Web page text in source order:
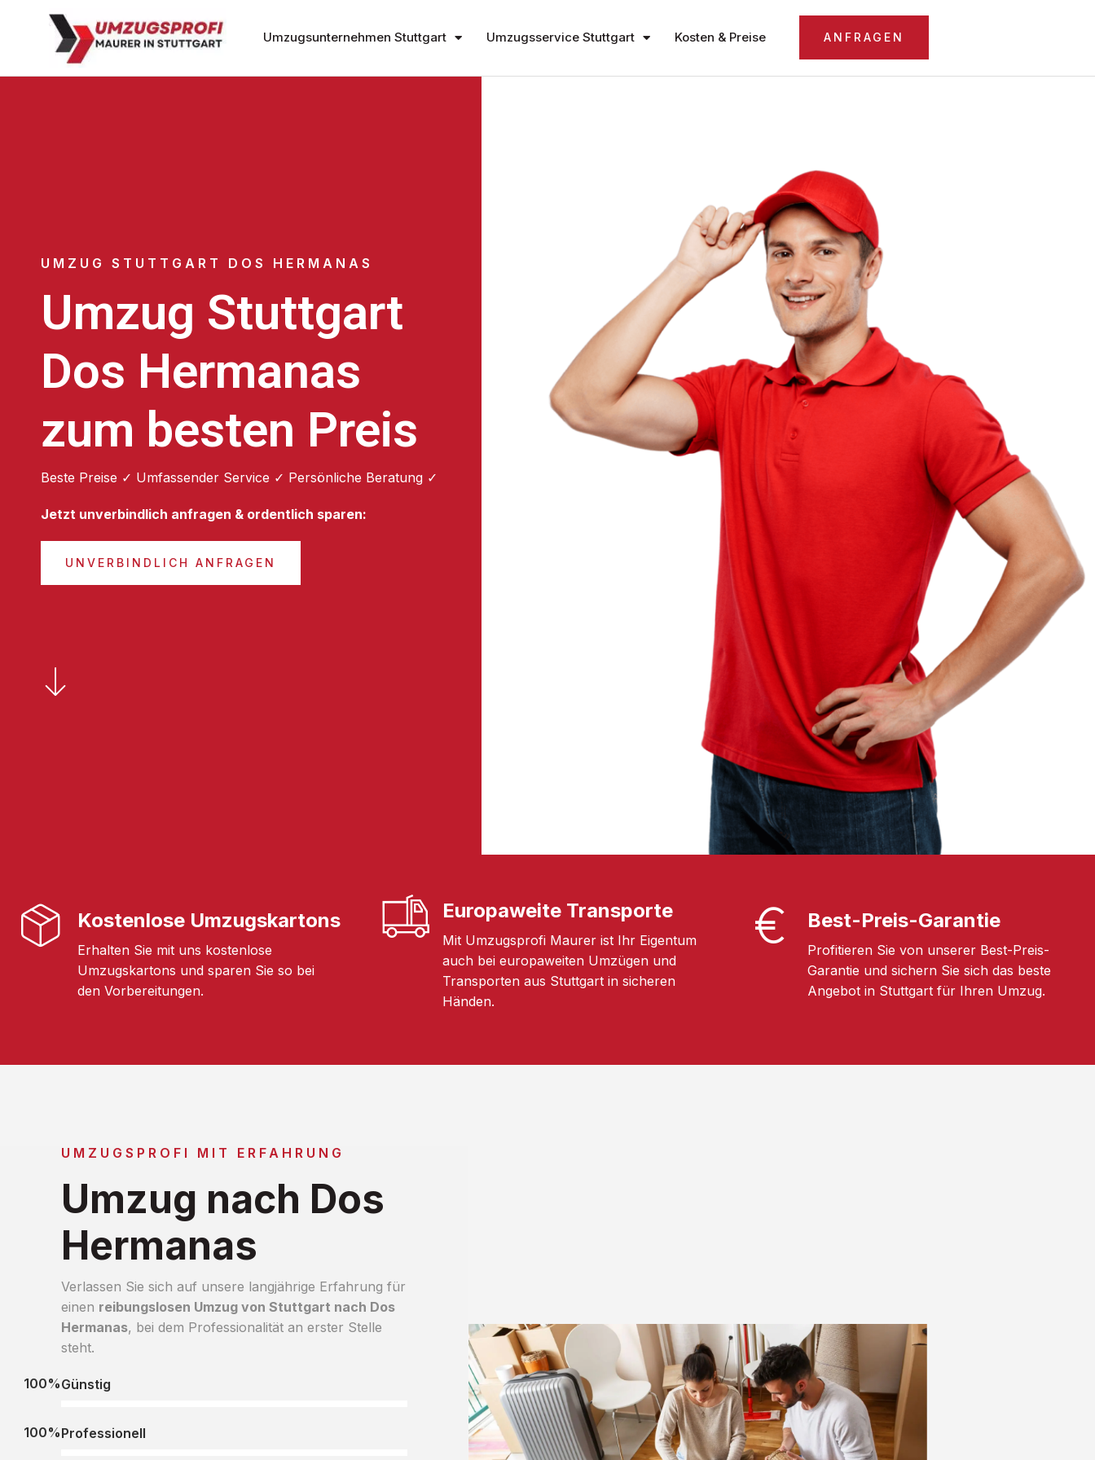
Umzugsunternehmen Stuttgart Umzugsservice Stuttgart Kosten & Preise ANFRAGEN
UMZUG STUTTGART DOS HERMANAS
Umzug Stuttgart
Dos Hermanas
zum besten Preis
Beste Preise ✓ Umfassender Service ✓ Persönliche Beratung ✓
Jetzt unverbindlich anfragen & ordentlich sparen:
UNVERBINDLICH ANFRAGEN
Kostenlose Umzugskartons
Erhalten Sie mit uns kostenlose
Umzugskartons und sparen Sie so bei
den Vorbereitungen.
Europaweite Transporte
Mit Umzugsprofi Maurer ist Ihr Eigentum
auch bei europaweiten Umzügen und
Transporten aus Stuttgart in sicheren
Händen.
Best-Preis-Garantie
Profitieren Sie von unserer Best-Preis-
Garantie und sichern Sie sich das beste
Angebot in Stuttgart für Ihren Umzug.
UMZUGSPROFI MIT ERFAHRUNG
Umzug nach Dos
Hermanas
Verlassen Sie sich auf unsere langjährige Erfahrung für
einen reibungslosen Umzug von Stuttgart nach Dos
Hermanas, bei dem Professionalität an erster Stelle
steht.
Günstig
100%
Professionell
100%